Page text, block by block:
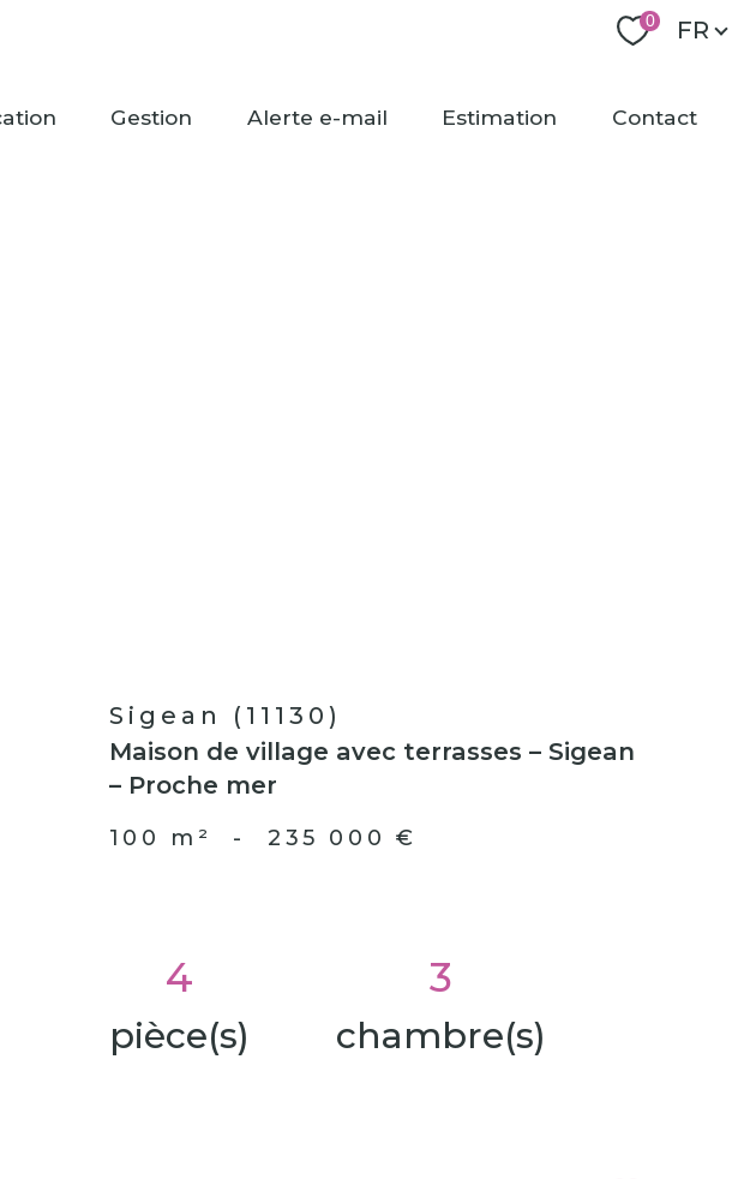
0 FR
gestion alerte e-mail estimation contact
Sigean (11130)
Maison de village avec terrasses – Sigean
– Proche mer
100 m² - 235 000 €
4
pièce(s)
3
chambre(s)